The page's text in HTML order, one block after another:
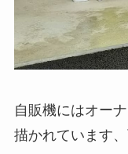
自販機にはオー
描かれています、